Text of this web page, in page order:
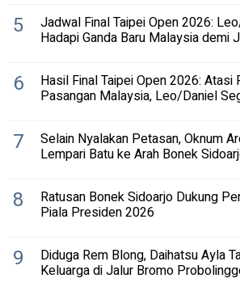
5 Jadwal Final Taipei Open 2026:
Hadapi Ganda Baru Malaysia demi
6 Hasil Final Taipei Open 2026: Atasi
Pasangan Malaysia, Leo/Daniel
7 Selain Nyalakan Petasan, Oknum
Lempari Batu ke Arah Bonek
8 Ratusan Bonek Sidoarjo Dukung
Piala Presiden 2026
9 Diduga Rem Blong, Daihatsu Ayla
Keluarga di Jalur Bromo